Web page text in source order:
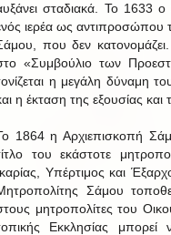
σταδιακά. Το 1633
ιερέα ως αντιπροσώπου
που δεν
«Συμβούλιο των
η μεγάλη δύναμη
η έκταση της εξουσίας
1864 η Αρχιεπισκοπή
του εκάστοτε
Υπέρτιμος και
Σάμου
μητροπολίτες του
Εκκλησίας μπορεί